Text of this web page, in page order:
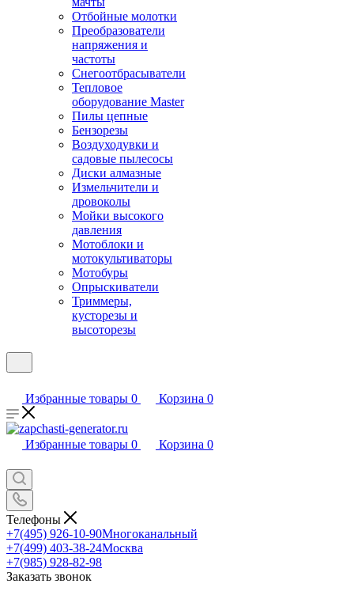
Отбойные молотки
Преобразователи
напряжения и
частоты
Снегоотбрасыватели
Тепловое
оборудование Master
Пилы цепные
Бензорезы
Воздуходувки и
садовые пылесосы
Диски алмазные
Измельчители и
дровоколы
Мойки высокого
давления
Мотоблоки и
мотокультиваторы
Мотобуры
Опрыскиватели
Триммеры,
кусторезы и
высоторезы
Избранные товары 0 Корзина 0
Избранные товары 0 Корзина 0
Телефоны
+7(495) 926-10-90Многоканальный
+7(499) 403-38-24Москва
+7(985) 928-82-98
Заказать звонок